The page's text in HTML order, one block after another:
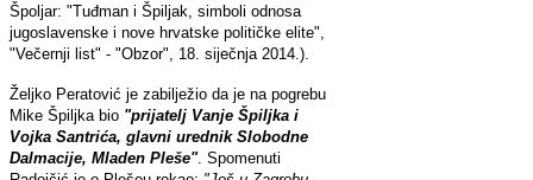
Špoljar: "Tuđman i Špiljak, simboli odnosa
jugoslavenske i nove hrvatske političke elite",
"Večernji list" - "Obzor", 18. siječnja 2014.).
Željko Peratović je zabilježio da je na pogrebu
Mike Špiljka bio "prijatelj Vanje Špiljka i
Vojka Santrića, glavni urednik Slobodne
Dalmacije, Mladen Pleše". Spomenuti